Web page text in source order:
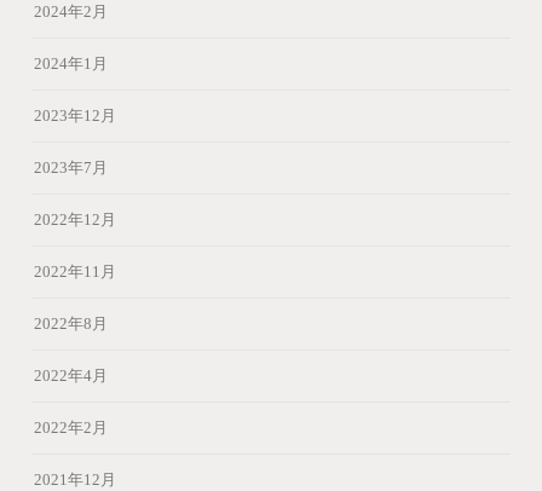
2024年2月
2024年1月
2023年12月
2023年7月
2022年12月
2022年11月
2022年8月
2022年4月
2022年2月
2021年12月